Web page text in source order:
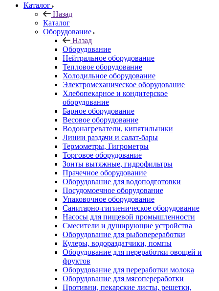
Каталог
Назад
Каталог
Оборудование
Назад
Оборудование
Нейтральное оборудование
Тепловое оборудование
Холодильное оборудование
Электромеханическое оборудование
Хлебопекарное и кондитерское
оборудование
Барное оборудование
Весовое оборудование
Водонагреватели, кипятильники
Линии раздачи и салат-бары
Термометры, Гигрометры
Торговое оборудование
Зонты вытяжные, гидрофильтры
Прачечное оборудование
Оборудование для водоподготовки
Посудомоечное оборудование
Упаковочное оборудование
Санитарно-гигиеническое оборудование
Насосы для пищевой промышленности
Смесители и душирующие устройства
Оборудование для рыбопереработки
Кулеры, водораздатчики, помпы
Оборудование для переработки овощей и
фруктов
Оборудование для переработки молока
Оборудование для мясопереработки
Противни, пекарские листы, решетки,